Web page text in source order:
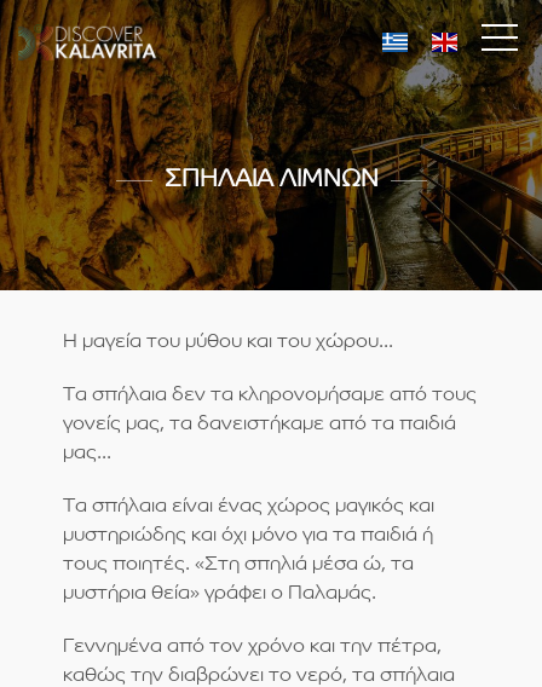
ΣΠΗΛΑΙΑ ΛΙΜΝΩΝ
Η μαγεία του μύθου και του χώρου...
Τα σπήλαια δεν τα κληρονομήσαμε από τους
γονείς μας, τα δανειστήκαμε από τα παιδιά
μας...
Τα σπήλαια είναι ένας χώρος μαγικός και
μυστηριώδης και όχι μόνο για τα παιδιά ή
τους ποιητές. «Στη σπηλιά μέσα ώ, τα
μυστήρια θεία» γράφει ο Παλαμάς.
Γεννημένα από τον χρόνο και την πέτρα,
καθώς την διαβρώνει το νερό, τα σπήλαια